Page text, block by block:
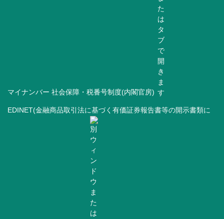
マイナンバー 社会保障・税番号制度(内閣官房)
EDINET(金融商品取引法に基づく有価証券報告書等の開示書類に